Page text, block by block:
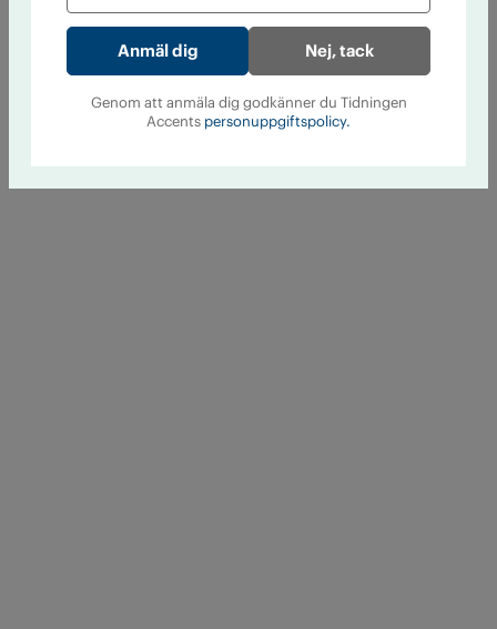
Nej, tack
Genom att anmäla dig godkänner du Tidningen
Accents personuppgiftspolicy.